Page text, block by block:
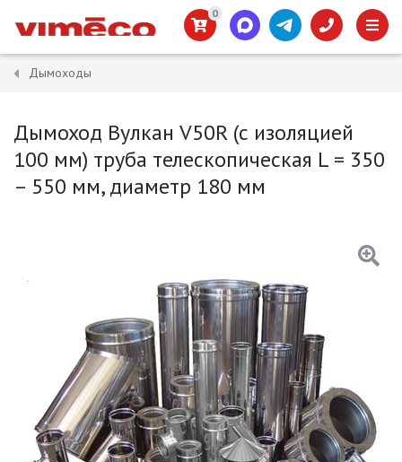
0
Дымоходы
Дымоход Вулкан V50R (с изоляцией
100 мм) труба телескопическая L = 350
– 550 мм, диаметр 180 мм